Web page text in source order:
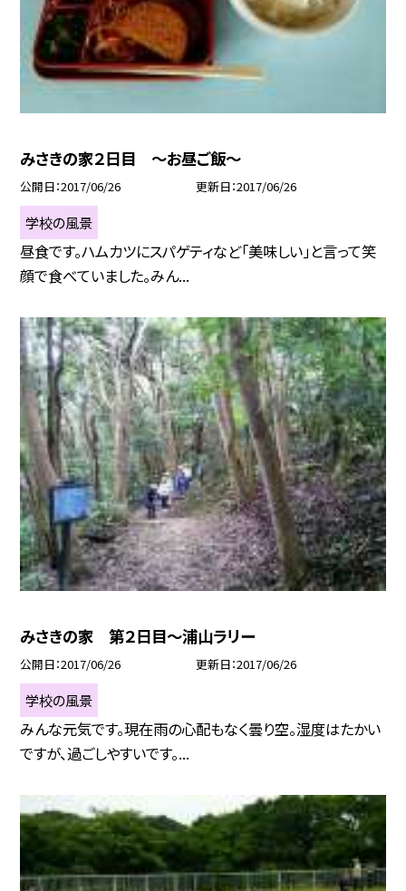
みさきの家２日目 〜お昼ご飯〜
公開日 2017/06/26 更新日 2017/06/26
学校の風景
昼食です。ハムカツにスパゲティなど「美味しい」と言って笑
顔で食べていました。みん...
みさきの家 第２日目〜浦山ラリー
公開日 2017/06/26 更新日 2017/06/26
学校の風景
みんな元気です。現在雨の心配もなく曇り空。湿度はたかい
ですが、過ごしやすいです。...